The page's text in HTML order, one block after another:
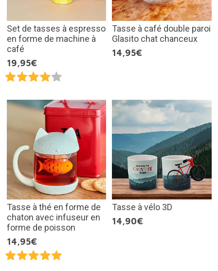
Set de tasses à espresso
en forme de machine à
café
19,95€
Tasse à café double paroi
Glasito chat chanceux
14,95€
Tasse à thé en forme de
chaton avec infuseur en
forme de poisson
14,95€
Tasse à vélo 3D
14,90€